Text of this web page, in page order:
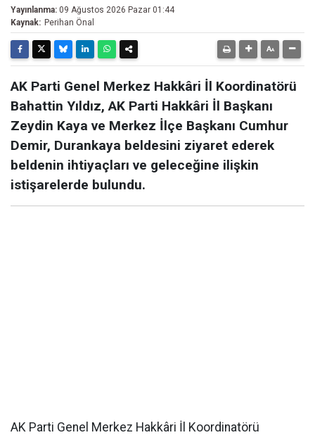
Yayınlanma: 09 Ağustos 2026 Pazar 01:44
Kaynak: Perihan Önal
AK Parti Genel Merkez Hakkâri İl Koordinatörü
Bahattin Yıldız, AK Parti Hakkâri İl Başkanı
Zeydin Kaya ve Merkez İlçe Başkanı Cumhur
Demir, Durankaya beldesini ziyaret ederek
beldenin ihtiyaçları ve geleceğine ilişkin
istişarelerde bulundu.
AK Parti Genel Merkez Hakkâri İl Koordinatörü